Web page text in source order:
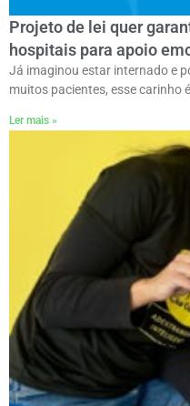
Projeto de lei quer
hospitais para apoio
Já imaginou estar internado e
muitos pacientes, esse carinho
Ler mais »